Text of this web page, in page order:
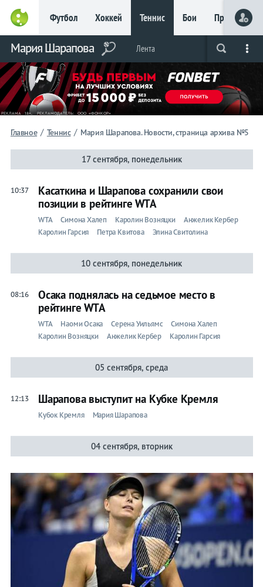
Футбол Хоккей Теннис Бои Прочие
Live Вся лента Прогнозы Букмекеры
Мария Шарапова Лента
Главное / Теннис / Мария Шарапова. Новости, страница архива №5
17 сентября, понедельник
10:37
Касаткина и Шарапова сохранили свои
позиции в рейтинге WTA
WTA Симона Халеп Каролин Возняцки
Анжелик Кербер
Каролин Гарсия
Петра Квитова Элина Свитолина
10 сентября, понедельник
08:16
Осака поднялась на седьмое место в
рейтинге WTA
WTA Наоми Осака Серена Уильямс
Симона Халеп
Каролин Возняцки
Анжелик Кербер Каролин Гарсия
05 сентября, среда
12:13 Шарапова выступит на Кубке Кремля
Кубок Кремля Мария Шарапова
04 сентября, вторник
Главное
Фрибет
до 15
000 ₽
Новым
игрокам, без
условий
Футбол
Хоккей
на спорт
Букмекеры
Теннис
Мария
Шарапова
лента
Ролан
Гаррос
ATP
WTA